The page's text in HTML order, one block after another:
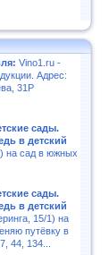
Vino1.ru -
Адрес:
31Р
сады.
в детский
на сад в южных
сады.
в детский
15/1) на
путёвку в
44, 134...